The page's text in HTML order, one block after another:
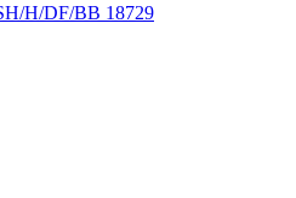
H/DF/BB 18729